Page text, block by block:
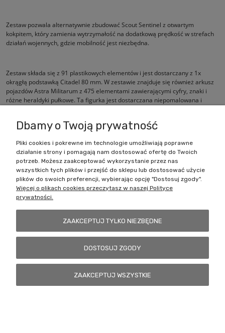
Zestaw pozwala alternatywnie zbudować Scout Sentinel z otwartym
kokpitem, który zamienia wytrzymałość na dodatkową prędkość w strefach
działań wojennych, gdzie mobilność jest niezbędna.
Zestaw składa się z 91 plastikowych elementów i jest dostarczany z 1x
okrągłą podstawką Citadel 80 mm. W zestawie znajduje się również arkusz
pojazdów Astra Militarum z 475 elementami zawierającymi cyfry, znaki i
różne heraldyki pułkowe. Ta figurka jest dostarczana niepomalowana i
Zakupy
Pomoc
Dbamy o Twoją prywatność
Pliki cookies i pokrewne im technologie umożliwiają poprawne
działanie strony i pomagają nam dostosować ofertę do Twoich
potrzeb. Możesz zaakceptować wykorzystanie przez nas
wszystkich tych plików i przejść do sklepu lub dostosować użycie
plików do swoich preferencji, wybierając opcję "Dostosuj zgody".
Więcej o plikach cookies przeczytasz w naszej Polityce
prywatności.
ZAAKCEPTUJ TYLKO NIEZBĘDNE
DOSTOSUJ ZGODY
ZAAKCEPTUJ WSZYSTKIE